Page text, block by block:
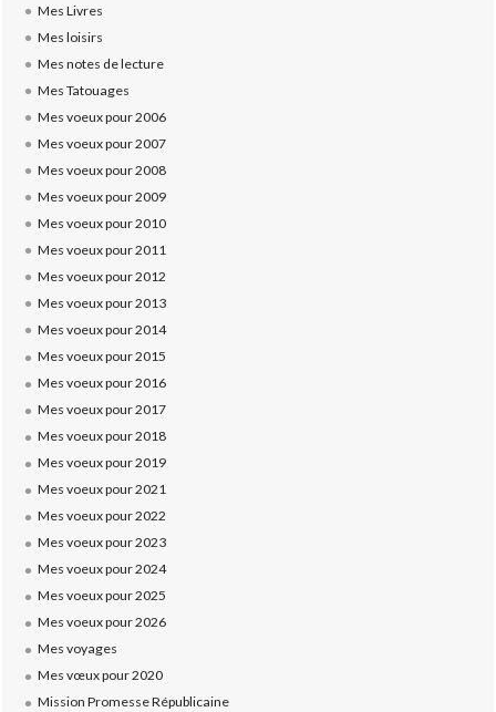
Mes Livres
Mes loisirs
Mes notes de lecture
Mes Tatouages
Mes voeux pour 2006
Mes voeux pour 2007
Mes voeux pour 2008
Mes voeux pour 2009
Mes voeux pour 2010
Mes voeux pour 2011
Mes voeux pour 2012
Mes voeux pour 2013
Mes voeux pour 2014
Mes voeux pour 2015
Mes voeux pour 2016
Mes voeux pour 2017
Mes voeux pour 2018
Mes voeux pour 2019
Mes voeux pour 2021
Mes voeux pour 2022
Mes voeux pour 2023
Mes voeux pour 2024
Mes voeux pour 2025
Mes voeux pour 2026
Mes voyages
Mes vœux pour 2020
Mission Promesse Républicaine